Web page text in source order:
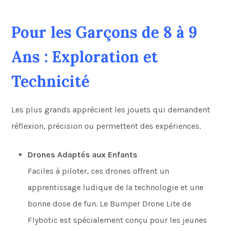
Pour les Garçons de 8 à 9
Ans : Exploration et
Technicité
Les plus grands apprécient les jouets qui demandent
réflexion, précision ou permettent des expériences.
Drones Adaptés aux Enfants
Faciles à piloter, ces drones offrent un
apprentissage ludique de la technologie et une
bonne dose de fun. Le Bumper Drone Lite de
Flybotic est spécialement conçu pour les jeunes